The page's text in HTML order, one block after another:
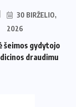
30 BIRŽELIO,
2026
šeimos gydytojo
draudimu